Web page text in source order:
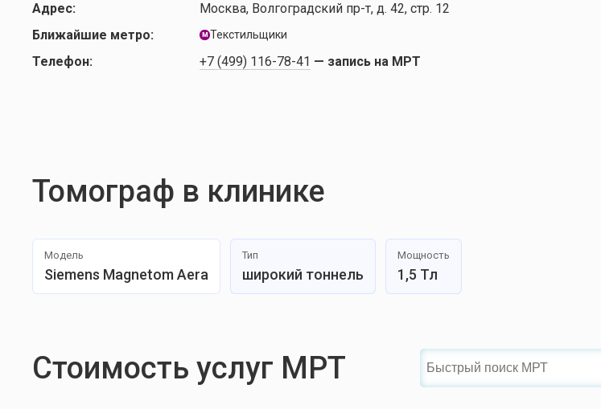
Адрес:
Москва, Волгоградский пр-т, д. 42, стр. 12
Ближайшие метро:
м Текстильщики
Телефон: +7 (499) 116-78-41 — запись на МРТ
Томограф в клинике
Модель
Siemens Magnetom Aera
Тип
широкий тоннель
Мощность
1,5 Тл
Стоимость услуг МРТ